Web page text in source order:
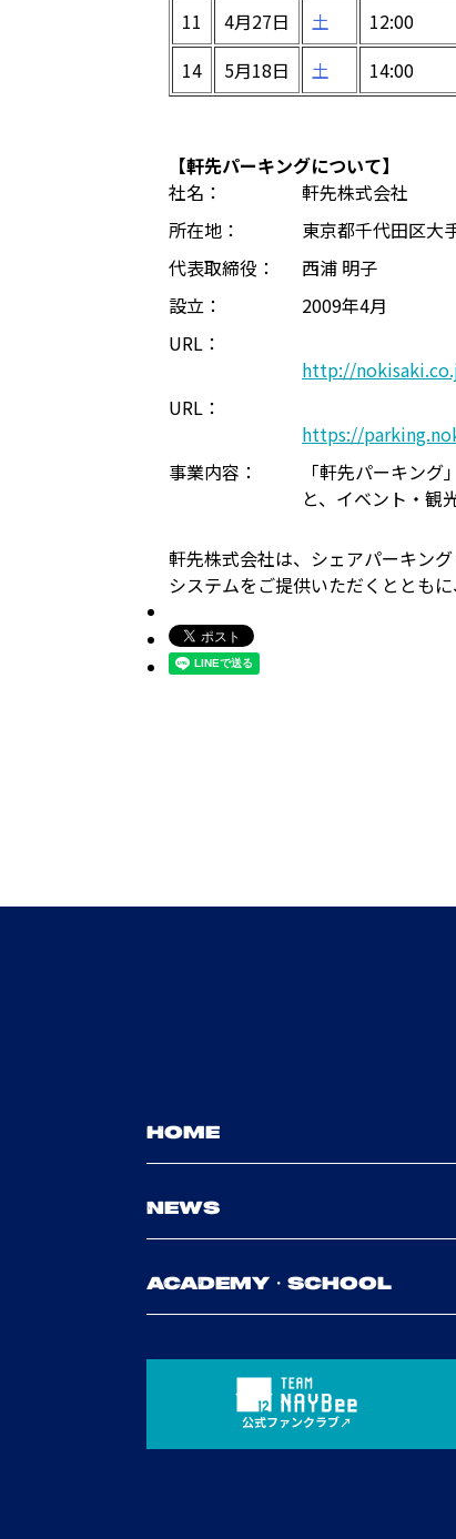
11
4月27日 土 12:00
14
5月18日 土 14:00
【軒先パーキングについて】
社名：
軒先株式会社
所在地：
東京都千代田区大
代表取締役：
西浦 明子
設立：
2009年4月
URL：
http://
URL：
https://
事業内容：
「軒先パーキン
と、イベント・観
軒先株式会社は、シェアパーキン
システムをご提供いただくととも
HOME
NEWS
ACADEMY・SCHOOL
公式ファンクラブ